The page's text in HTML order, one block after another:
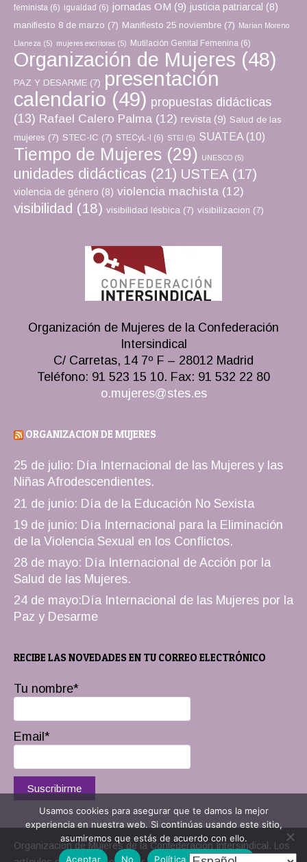
feminista (6) igualdad (6) jornadas OM (9) justicia patriarcal (8)
manifiesto 8 de marzo (7) Manifiesto 25 noviembre (7) Marian Moreno
Llaneza (5) mujeres escritoras (5) Mutilación Genital Femenina (6)
Organización de Mujeres (48)
PAZ Y DESARME (7) presentación
calendario (49) propuestas didácticas
(13) Rafael Calero Palma (12) revista (9) Salud de las
mujeres (7) STEC-IC (7) STECyL-I (6) STEI (5) SUATEA (10)
Tiempo de Mujeres (29) UNESCO (5)
unidades didácticas (21) USTEA (17)
violencia de género (8) violencia machista (12)
visibilidad (18) visibilidad lésbica (7) visibilizacion (7)
Organización de Mujeres de la Confederación
Intersindical
C/ Carretas, 14 7º F – 28012 Madrid
Teléfono: 91 523 15 10. Fax: 91 532 22 80
o.mujeres@stes.es
ORGANIZACION DE MUJERES
25 de julio: Día Internacional de las Mujeres y las
Niñas Afrodescendientes.
21 de junio: Día de la Educación No Sexista
19 de junio: Día Internacional para la Eliminación
de la Violencia Sexual en los Conflictos.
28 de mayo: Día Internacional de Acción por la
Salud de las Mujeres.
24 de mayo:Día Internacional de las Mujeres por la
Paz y Desarme
RECIBE LAS NOVEDADES EN TU CORREO ELECTRÓNICO
Tu nombre*
Email*
Organizacion de Mujeres de la Confederación Intersindical. Los
Usamos cookies para asegurar que te damos la mejor
experiencia en nuestra web. Si continúas usando este sitio,
asumiremos que estás de acuerdo con ello.
Aceptar
No Política de privacidad